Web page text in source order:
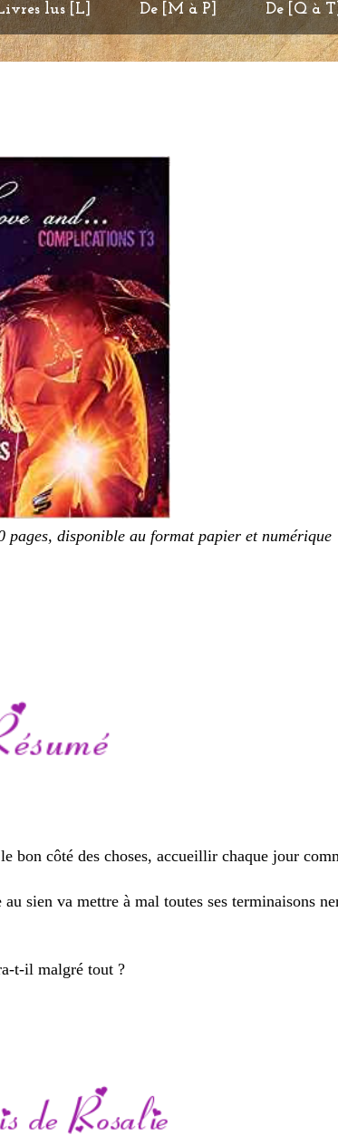
lus [L] De [M à P] De [Q à T]
pages, disponible au format papier et numérique
bon côté des choses, accueillir chaque jour
sien va mettre à mal toutes ses terminaisons
t-il malgré tout ?